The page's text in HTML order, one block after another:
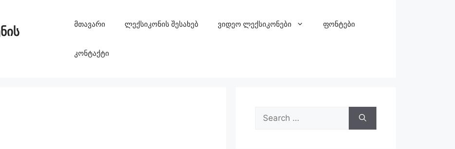
მთავარი ლექსიკონის შესახებ ვიდეო ლექსიკონები ფონტები
კონტაქტი